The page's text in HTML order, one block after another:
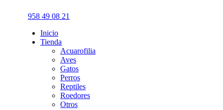
958 49 08 21
Inicio
Tienda
Acuarofilia
Aves
Gatos
Perros
Reptiles
Roedores
Otros